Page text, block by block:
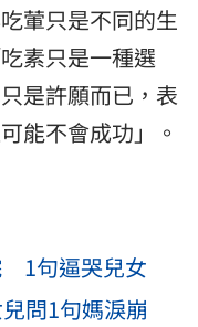
葷只是不同的生
素只是一種選
是許願而已，表
能不會成功」。
1句逼哭兒女
問1句媽淚崩